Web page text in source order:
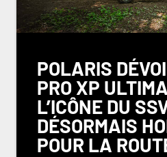
POLARIS
PRO XP
L’ICÔNE DU
DÉSORMAIS
POUR LA